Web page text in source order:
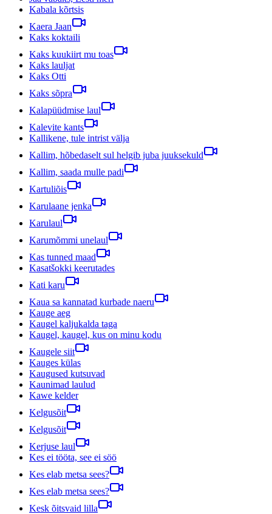
Kabala kõrtsis
Kaera Jaan
Kaks koktaili
Kaks kuukiirt mu toas
Kaks lauljat
Kaks Otti
Kaks sõpra
Kalapüüdmise laul
Kalevite kants
Kallikene, tule intrist välja
Kallim, hõbedaselt sul helgib juba juuksekuld
Kallim, saada mulle padi
Kartuliõis
Karulaane jenka
Karulaul
Karumõmmi unelaul
Kas tunned maad
Kasatšokki keerutades
Kati karu
Kaua sa kannatad kurbade naeru
Kauge aeg
Kaugel kaljukalda taga
Kaugel, kaugel, kus on minu kodu
Kaugele siit
Kauges külas
Kaugused kutsuvad
Kaunimad laulud
Kawe kelder
Kelgusõit
Kelgusõit
Kerjuse laul
Kes ei tööta, see ei söö
Kes elab metsa sees?
Kes elab metsa sees?
Kesk õitsvaid lilla